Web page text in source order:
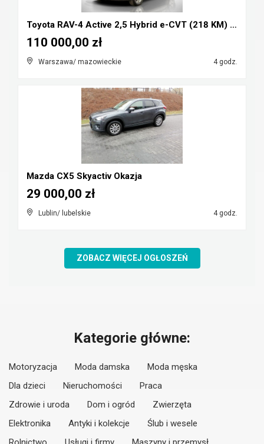
Toyota RAV-4 Active 2,5 Hybrid e-CVT (218 KM) Salo...
Warszawa/ mazowieckie 4 godz.
110 000,00 zł
Mazda CX5 Skyactiv Okazja
Lublin/ lubelskie 4 godz.
29 000,00 zł
ZOBACZ WIĘCEJ OGŁOSZEŃ
Kategorie główne:
Motoryzacja Moda damska
Moda męska
Dla dzieci
Nieruchomości
Praca
Zdrowie i uroda
Dom i ogród
Zwierzęta
Elektronika
Antyki i kolekcje
Ślub i wesele